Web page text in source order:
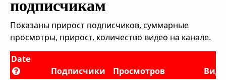
подписчикам
Показаны прирост подписчиков, суммарные
просмотры, прирост, количество видео на канале.
Date
Подписчики
Просмотров